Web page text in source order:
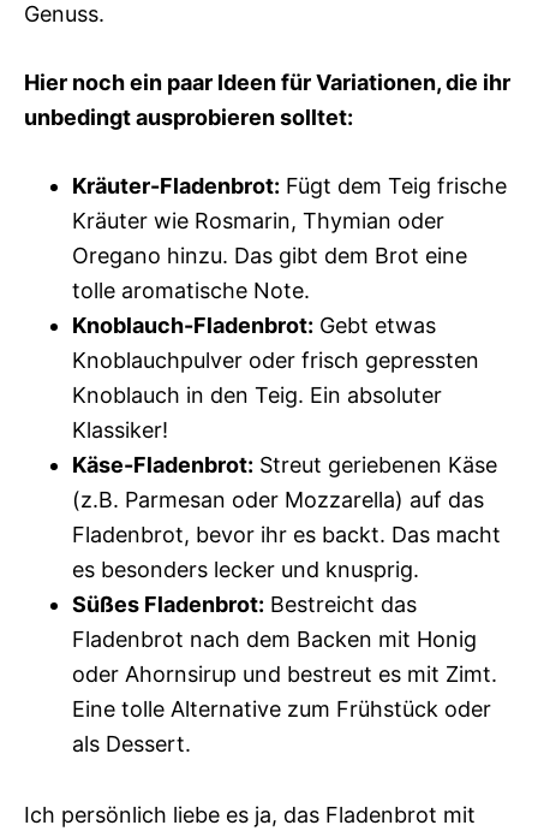
Genuss.
Hier noch ein paar Ideen für Variationen, die ihr
unbedingt ausprobieren solltet:
Kräuter-Fladenbrot: Fügt dem Teig frische
Kräuter wie Rosmarin, Thymian oder
Oregano hinzu. Das gibt dem Brot eine
tolle aromatische Note.
Knoblauch-Fladenbrot: Gebt etwas
Knoblauchpulver oder frisch gepressten
Knoblauch in den Teig. Ein absoluter
Klassiker!
Käse-Fladenbrot: Streut geriebenen Käse
(z.B. Parmesan oder Mozzarella) auf das
Fladenbrot, bevor ihr es backt. Das macht
es besonders lecker und knusprig.
Süßes Fladenbrot: Bestreicht das
Fladenbrot nach dem Backen mit Honig
oder Ahornsirup und bestreut es mit Zimt.
Eine tolle Alternative zum Frühstück oder
als Dessert.
Ich persönlich liebe es ja, das Fladenbrot mit